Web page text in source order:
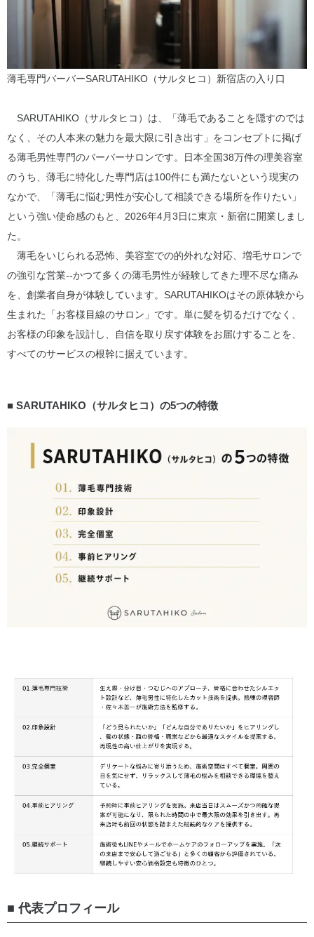
薄毛専門バーバーSARUTAHIKO（サルタヒコ）新宿店の入り口
SARUTAHIKO（サルタヒコ）は、「薄毛であることを隠すのでは
なく、その人本来の魅力を最大限に引き出す」をコンセプトに掲げ
る薄毛男性専門のバーバーサロンです。日本全国38万件の理美容室
のうち、薄毛に特化した専門店は100件にも満たないという現実の
なかで、「薄毛に悩む男性が安心して相談できる場所を作りたい」
という強い使命感のもと、2026年4月3日に東京・新宿に開業しまし
た。
薄毛をいじられる恐怖、美容室での的外れな対応、増毛サロンで
の強引な営業--かつて多くの薄毛男性が経験してきた理不尽な痛み
を、創業者自身が体験しています。SARUTAHIKOはその原体験から
生まれた「お客様目線のサロン」です。単に髪を切るだけでなく、
お客様の印象を設計し、自信を取り戻す体験をお届けすることを、
すべてのサービスの根幹に据えています。
■ SARUTAHIKO（サルタヒコ）の5つの特徴
■ 代表プロフィール